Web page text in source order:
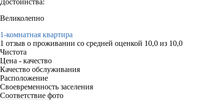
Великолепно
1-комнатная квартира
1 отзыв о проживании со средней оценкой 10,0 из 10,0
Чистота
Цена - качество
Качество обслуживания
Расположение
Своевременность заселения
Соответствие фото